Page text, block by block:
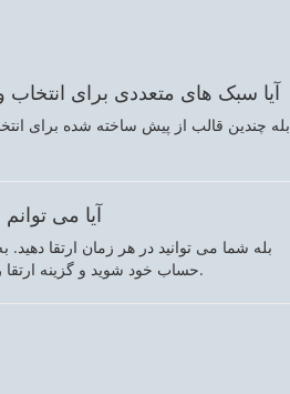
آیا سبک های متعددی برای انتخاب
بله چندین قالب از پیش ساخته شده برای
آیا می
بله شما می توانید در هر زمان ارتقا دهید.
حساب خود شوید و گزینه ارتقا را انتخاب کنید.